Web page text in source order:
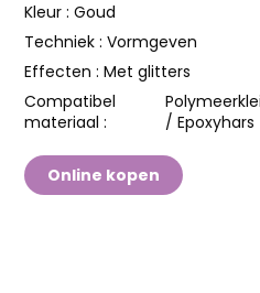
Kleur : Goud
Techniek : Vormgeven
Effecten : Met glitters
Compatibel
materiaal :
/ Epoxyhars
Online kopen